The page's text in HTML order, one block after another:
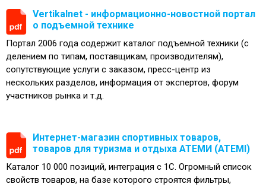
Vertikalnet - информационно-новостной портал
о подъемной технике
Портал 2006 года содержит каталог подъемной техники (с
делением по типам, поставщикам, производителям),
cопутствующие услуги с заказом, пресс-центр из
нескольких разделов, информация от экспертов, форум
участников рынка и т.д.
Интернет-магазин спортивных товаров,
товаров для туризма и отдыха АТЕМИ (ATEMI)
Каталог 10 000 позиций, интеграция с 1С. Огромный список
свойств товаров, на базе которого строятся фильтры,